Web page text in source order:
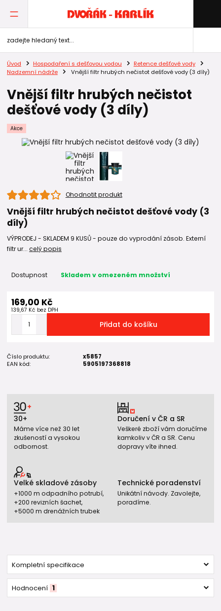
Úvod Hospodaření s dešťovou vodou
Retence dešťové vody
Nadzemní nádrže
Vnější filtr hrubých nečistot dešťové vody (3 díly)
Vnější filtr hrubých nečistot
dešťové vody (3 díly)
Akce
Ohodnotit produkt
Vnější filtr hrubých nečistot dešťové vody (3
díly)
VÝPRODEJ - SKLADEM 9 KUSŮ - pouze do vyprodání zásob. Externí
filtr ur... celý popis
Dostupnost Skladem v omezeném množství
169,00 Kč
139,67 Kč bez DPH
Přidat do košíku
Číslo produktu:
x5857
EAN kód:
5905197368818
30+
Máme více než 30 let
zkušeností a vysokou
odbornost.
Doručení v ČR a SR
Veškeré zboží vám doručíme
kamkoliv v ČR a SR. Cenu
dopravy víte ihned.
Velké skladové zásoby
+1000 m odpadního potrubí,
+200 revizních šachet,
+5000 m drenážních trubek
Technické poradenství
Unikátní návody. Zavolejte,
poradíme.
Kompletní specifikace
Hodnocení 1